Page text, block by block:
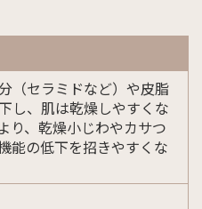
（セラミドなど）や皮脂
し、肌は乾燥しやすくな
り、乾燥小じわやカサつ
能の低下を招きやすくな